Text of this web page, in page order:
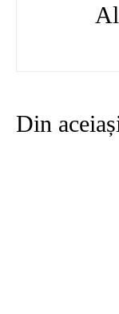
Din